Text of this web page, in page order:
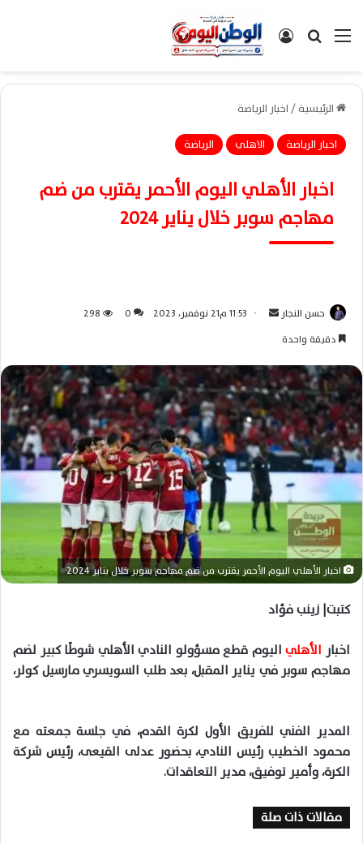
القائمةبحث عن تسجيل الدخول
الرئيسية/اخبار الرياضة
اخبار الرياضة
الاهلي الرياضة
اخبار الأهلي اليوم الأحمر يقترب من ضم
مهاجم سوبر خلال يناير 2024
حسن النجار
ل
ب
ر
ي
د
ا
ل
ك
ت
و
ا
11:53 م21 نوفمبر، 2023 0
298
دقيقة واحدة
اخبار الأهلي اليوم الأحمر يقترب من ضم مهاجم سوبر خلال يناير 2024
كتبت| زينب فؤاد
اخبار الأهلي اليوم قطع مسؤولو النادي الأهلي شوطًا كبير لضم
مهاجم سوبر في يناير المقبل، بعد طلب السويسري مارسيل كولر،
المدير الفني للفريق الأول لكرة القدم، في جلسة جمعته مع
محمود الخطيب رئيس النادي، بحضور عدلى القيعى، رئيس شركة
الكرة، وأمير توفيق، مدير التعاقدات.
مقالات ذات صلة